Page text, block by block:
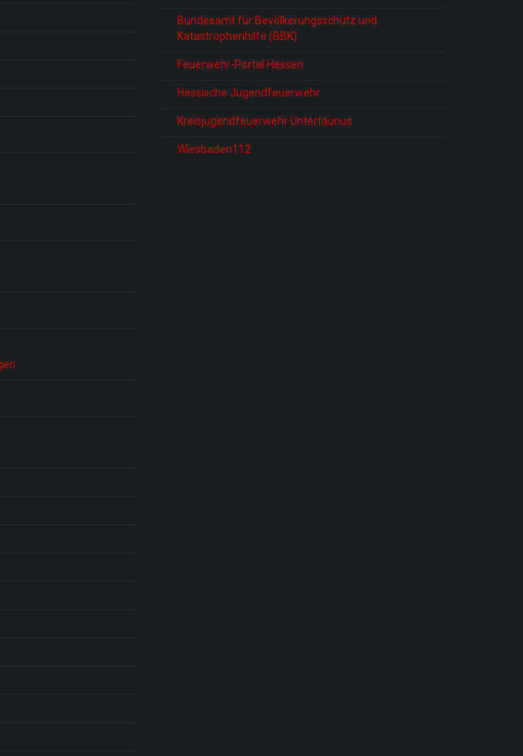
Bundesamt für Bevölkerungsschutz und
Katastrophenhilfe (BBK)
Feuerwehr-Portal Hessen
Hessische Jugendfeuerwehr
Kreisjugendfeuerwehr Untertaunus
Wiesbaden112